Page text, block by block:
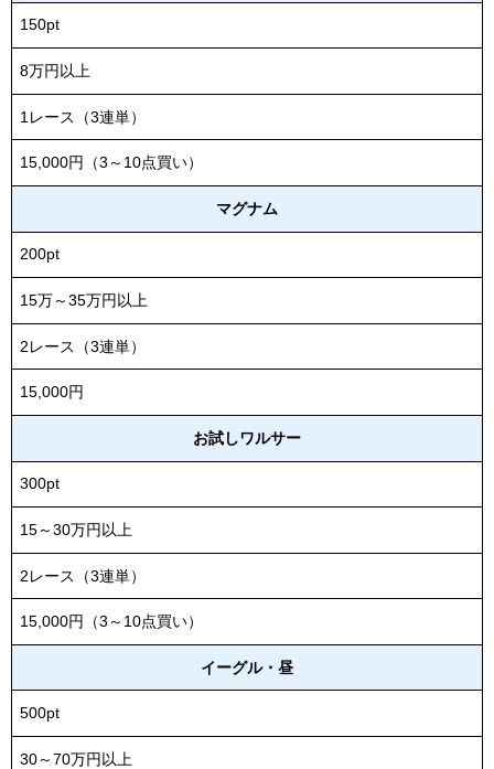
150pt
8万円以上
1レース（3連単）
15,000円（3～10点買い）
マグナム
200pt
15万～35万円以上
2レース（3連単）
15,000円
お試しワルサー
300pt
15～30万円以上
2レース（3連単）
15,000円（3～10点買い）
イーグル・昼
500pt
30～70万円以上